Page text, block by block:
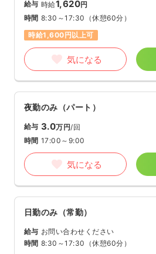
給与 時給1,620円
時間 8:30～17:30 （休憩60分）
時給1,600円以上可
気になる
夜勤のみ（パート）
給与 3.0万円/回
時間 17:00～9:00
気になる
日勤のみ（常勤）
給与 お問い合わせください
時間 8:30～17:30 （休憩60分）